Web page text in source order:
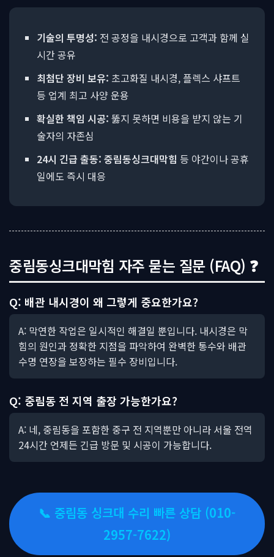
기술의 투명성: 전 공정을 내시경으로 고객과 함께 실
시간 공유
최첨단 장비 보유: 초고화질 내시경, 플렉스 샤프트
등 업계 최고 사양 운용
확실한 책임 시공: 뚫지 못하면 비용을 받지 않는 기
술자의 자존심
24시 긴급 출동: 중림동싱크대막힘 등 야간이나 공휴
일에도 즉시 대응
중림동싱크대막힘 자주 묻는 질문 (FAQ) ❓
Q: 배관 내시경이 왜 그렇게 중요한가요?
A: 막연한 작업은 일시적인 해결일 뿐입니다. 내시경은 막
힘의 원인과 정확한 지점을 파악하여 완벽한 통수와 배관
수명 연장을 보장하는 필수 장비입니다.
Q: 중림동 전 지역 출장 가능한가요?
A: 네, 중림동을 포함한 중구 전 지역뿐만 아니라 서울 전역
24시간 언제든 긴급 방문 및 시공이 가능합니다.
📞 중림동 싱크대 수리 빠른 상담 (010-
2957-7622)